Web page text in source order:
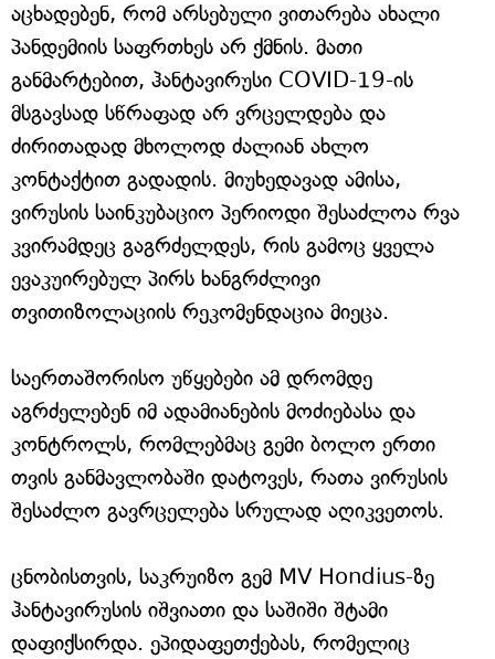
აცხადებენ, რომ არსებული ვითარება ახალი
პანდემიის საფრთხეს არ ქმნის. მათი
განმარტებით, ჰანტავირუსი COVID-19-ის
მსგავსად სწრაფად არ ვრცელდება და
ძირითადად მხოლოდ ძალიან ახლო
კონტაქტით გადადის. მიუხედავად ამისა,
ვირუსის საინკუბაციო პერიოდი შესაძლოა რვა
კვირამდეც გაგრძელდეს, რის გამოც ყველა
ევაკუირებულ პირს ხანგრძლივი
თვითიზოლაციის რეკომენდაცია მიეცა.
საერთაშორისო უწყებები ამ დრომდე
აგრძელებენ იმ ადამიანების მოძიებასა და
კონტროლს, რომლებმაც გემი ბოლო ერთი
თვის განმავლობაში დატოვეს, რათა ვირუსის
შესაძლო გავრცელება სრულად აღიკვეთოს.
ცნობისთვის, საკრუიზო გემ MV Hondius-ზე
ჰანტავირუსის იშვიათი და საშიში შტამი
დაფიქსირდა. ეპიდაფეთქებას, რომელიც